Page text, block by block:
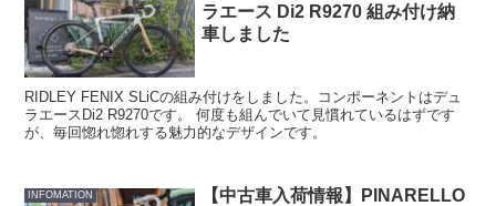
ラエース Di2 R9270 組み付け納
車しました
RIDLEY FENIX SLiCの組み付けをしました。コンポーネントはデュ
ラエースDi2 R9270です。 何度も組んでいて見慣れているはずです
が、毎回惚れ惚れする魅力的なデザインです。
INFOMATION
【中古車入荷情報】PINARELLO